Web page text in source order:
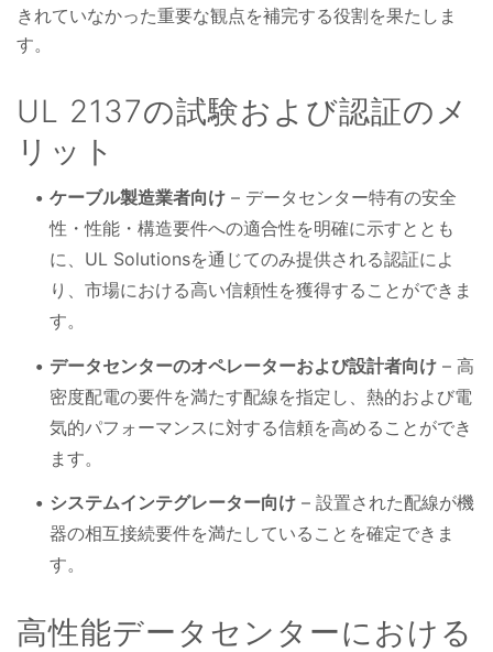
きれていなかった重要な観点を補完する役割を果たしま
す。
UL 2137の試験および認証のメ
リット
ケーブル製造業者向け – データセンター特有の安全
性・性能・構造要件への適合性を明確に示すととも
に、UL Solutionsを通じてのみ提供される認証によ
り、市場における高い信頼性を獲得することができま
す。
データセンターのオペレーターおよび設計者向け – 高
密度配電の要件を満たす配線を指定し、熱的および電
気的パフォーマンスに対する信頼を高めることができ
ます。
システムインテグレーター向け – 設置された配線が機
器の相互接続要件を満たしていることを確定できま
す。
高性能データセンターにおける